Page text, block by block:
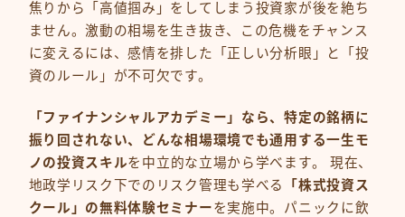
焦りから「高値掴み」をしてしまう投資家が後を絶ち
ません。激動の相場を生き抜き、この危機をチャンス
に変えるには、感情を排した「正しい分析眼」と「投
資のルール」が不可欠です。
「ファイナンシャルアカデミー」なら、特定の銘柄に
振り回されない、どんな相場環境でも通用する一生モ
ノの投資スキルを中立的な立場から学べます。 現在、
地政学リスク下でのリスク管理も学べる
「株式投資ス
クール」の無料体験セミナーを実施中。パニックに飲